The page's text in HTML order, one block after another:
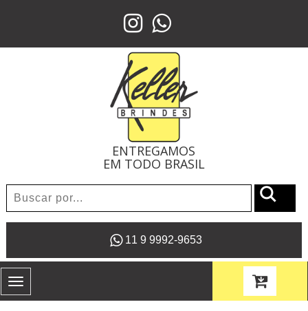
ENTREGAMOS
EM TODO BRASIL
11 9 9992-9653
Toggle
navigation